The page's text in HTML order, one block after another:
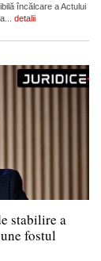
încălcare a Actului
detalii
stabilire a
fostul